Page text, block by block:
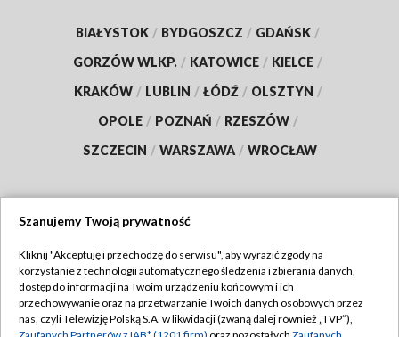
BIAŁYSTOK / BYDGOSZCZ / GDAŃSK /
GORZÓW WLKP. / KATOWICE / KIELCE /
KRAKÓW / LUBLIN / ŁÓDŹ / OLSZTYN /
OPOLE / POZNAŃ / RZESZÓW /
SZCZECIN / WARSZAWA / WROCŁAW
TVP
Abonament TVP
Emisja w TVP
Regulamin TVP
Szanujemy Twoją prywatność
Kliknij "Akceptuję i przechodzę do serwisu", aby wyrazić zgody na
korzystanie z technologii automatycznego śledzenia i zbierania danych,
dostęp do informacji na Twoim urządzeniu końcowym i ich
przechowywanie oraz na przetwarzanie Twoich danych osobowych przez
nas, czyli Telewizję Polską S.A. w likwidacji (zwaną dalej również „TVP”),